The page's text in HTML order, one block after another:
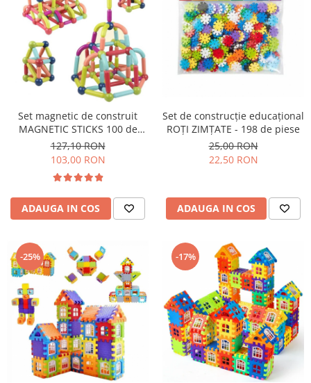
Usborne
Set magnetic de construit
MAGNETIC STICKS 100 de
piese STEM
127,10 RON
103,00 RON
ADAUGA IN COS
Set de construcţie educaţional
ROŢI ZIMŢATE - 198 de piese
25,00 RON
22,50 RON
ADAUGA IN COS
-25% -17%